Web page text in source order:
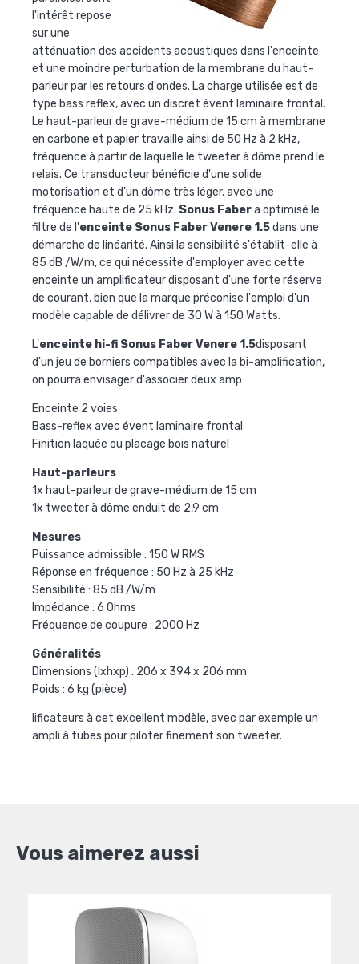
l'intérêt repose
sur une
atténuation des accidents acoustiques dans l'enceinte
et une moindre perturbation de la membrane du haut-
parleur par les retours d'ondes. La charge utilisée est de
type bass reflex, avec un discret évent laminaire frontal.
Le haut-parleur de grave-médium de 15 cm à membrane
en carbone et papier travaille ainsi de 50 Hz à 2 kHz,
fréquence à partir de laquelle le tweeter à dôme prend le
relais. Ce transducteur bénéficie d'une solide
motorisation et d'un dôme très léger, avec une
fréquence haute de 25 kHz. Sonus Fabera optimisé le
filtre de l'enceinte Sonus Faber Venere 1.5dans une
démarche de linéarité. Ainsi la sensibilité s'établit-elle à
85 dB /W/m, ce qui nécessite d'employer avec cette
enceinte un amplificateur disposant d'une forte réserve
de courant, bien que la marque préconise l'emploi d'un
modèle capable de délivrer de 30 W à 150 Watts.
L'enceinte hi-fi Sonus Faber Venere 1.5disposant
d'un jeu de borniers compatibles avec la bi-amplification,
on pourra envisager d'associer deux amp
Enceinte 2 voies
Bass-reflex avec évent laminaire frontal
Finition laquée ou placage bois naturel
Haut-parleurs
1x haut-parleur de grave-médium de 15 cm
1x tweeter à dôme enduit de 2,9 cm
Mesures
Puissance admissible : 150 W RMS
Réponse en fréquence : 50 Hz à 25 kHz
Sensibilité : 85 dB /W/m
Impédance : 6 Ohms
Fréquence de coupure : 2000 Hz
Généralités
Dimensions (lxhxp) : 206 x 394 x 206 mm
Poids : 6 kg (pièce)
lificateurs à cet excellent modèle, avec par exemple un
ampli à tubes pour piloter finement son tweeter.
Vous aimerez aussi